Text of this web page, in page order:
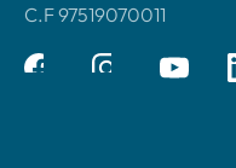
C.F 97519070011